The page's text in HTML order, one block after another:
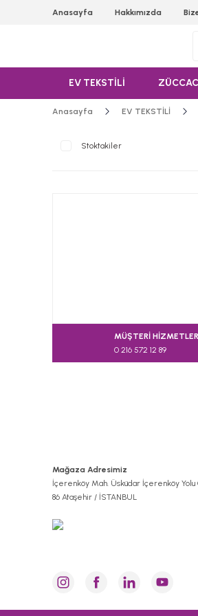
Anasayfa Hakkımızda
EV TEKSTİLİ
Anasayfa EV TEKSTİLİ
Stoktakiler
MÜŞTERİ
0 216 572 12 89
Mağaza Adresimiz
İçerenköy Mah. Üsküdar İçerenköy Yolu
86 Ataşehir / İSTANBUL